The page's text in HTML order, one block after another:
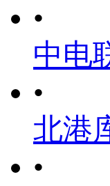
•
中电
•
北港
•